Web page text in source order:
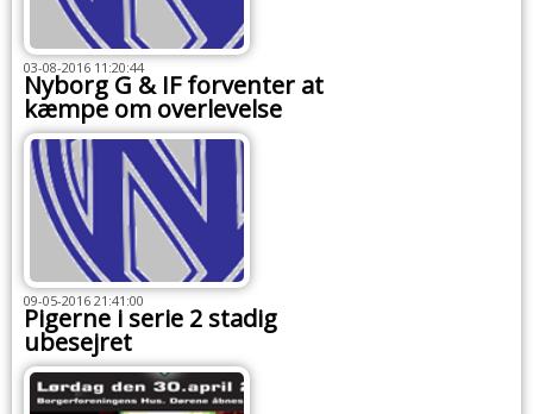
03-08-2016 11:20:44
Nyborg G & IF forventer at
kæmpe om overlevelse
09-05-2016 21:41:00
Pigerne i serie 2 stadig
ubesejret